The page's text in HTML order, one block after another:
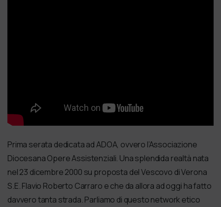
Prima serata dedicata ad ADOA, ovvero l’Associazione
Diocesana Opere Assistenziali. Una splendida realtà nata
nel 23 dicembre 2000 su proposta del Vescovo di Verona
S.E. Flavio Roberto Carraro e che da allora ad oggi ha fatto
davvero tanta strada. Parliamo di questo network etico